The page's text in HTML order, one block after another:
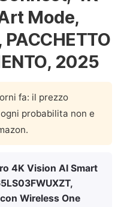
Mode,
2025
fa: il prezzo
probabilita non e
4K Vision AI Smart
Wireless One